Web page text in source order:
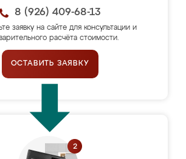
8 (926) 409-68-13
заявку на сайте для консультации и
расчёта стоимости.
ОСТАВИТЬ ЗАЯВКУ